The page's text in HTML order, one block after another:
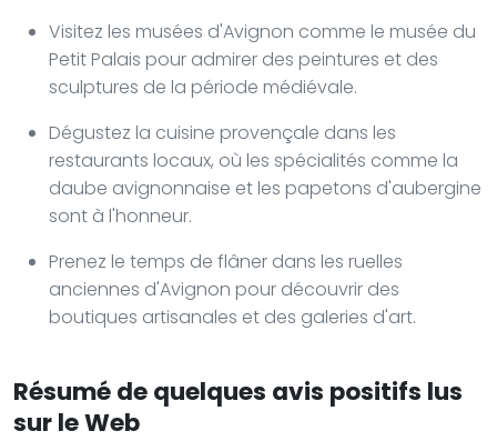
Visitez les musées d'Avignon comme le musée du
Petit Palais pour admirer des peintures et des
sculptures de la période médiévale.
Dégustez la cuisine provençale dans les
restaurants locaux, où les spécialités comme la
daube avignonnaise et les papetons d'aubergine
sont à l'honneur.
Prenez le temps de flâner dans les ruelles
anciennes d'Avignon pour découvrir des
boutiques artisanales et des galeries d'art.
Résumé de quelques avis positifs lus
sur le Web